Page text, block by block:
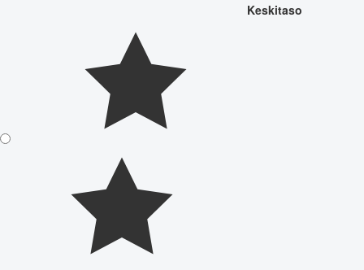
Keskitaso